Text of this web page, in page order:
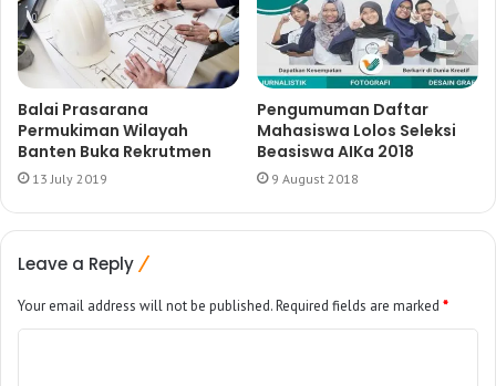
Balai Prasarana
Permukiman Wilayah
Banten Buka Rekrutmen
13 July 2019
Pengumuman Daftar
Mahasiswa Lolos Seleksi
Beasiswa AIKa 2018
9 August 2018
Leave a Reply
Your email address will not be published.Required fields are marked *